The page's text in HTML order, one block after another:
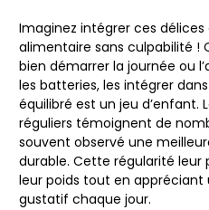
Imaginez intégrer ces
alimentaire sans culpabilité !
bien démarrer la journée ou
les batteries, les intégrer
équilibré est un jeu d’enfant.
réguliers témoignent de
souvent observé une
durable. Cette régularité leur
leur poids tout en
gustatif chaque jour.